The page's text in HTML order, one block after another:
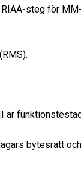
steg för MM-
är
bytesrätt